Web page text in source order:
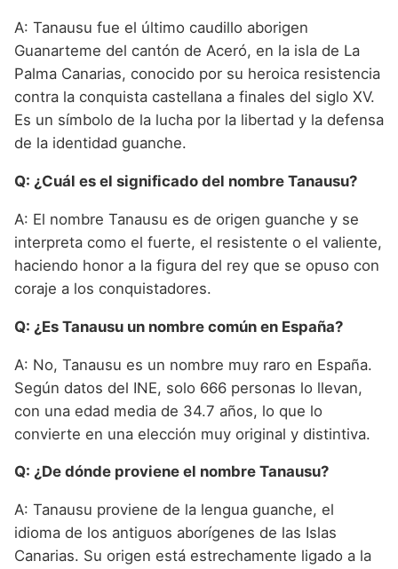
A: Tanausu fue el último caudillo aborigen
Guanarteme del cantón de Aceró, en la isla de La
Palma Canarias, conocido por su heroica resistencia
contra la conquista castellana a finales del siglo XV.
Es un símbolo de la lucha por la libertad y la defensa
de la identidad guanche.
Q: ¿Cuál es el significado del nombre Tanausu?
A: El nombre Tanausu es de origen guanche y se
interpreta como el fuerte, el resistente o el valiente,
haciendo honor a la figura del rey que se opuso con
coraje a los conquistadores.
Q: ¿Es Tanausu un nombre común en España?
A: No, Tanausu es un nombre muy raro en España.
Según datos del INE, solo 666 personas lo llevan,
con una edad media de 34.7 años, lo que lo
convierte en una elección muy original y distintiva.
Q: ¿De dónde proviene el nombre Tanausu?
A: Tanausu proviene de la lengua guanche, el
idioma de los antiguos aborígenes de las Islas
Canarias. Su origen está estrechamente ligado a la